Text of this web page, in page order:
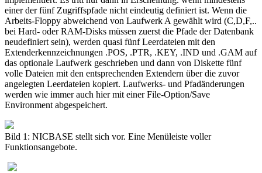
einer der fünf Zugriffspfade nicht eindeutig definiert ist. Wenn die
Arbeits-Floppy abweichend von Laufwerk A gewählt wird (C,D,F,..
bei Hard- oder RAM-Disks müssen zuerst die Pfade der Datenbank
neudefiniert sein), werden quasi fünf Leerdateien mit den
Extenderkennzeichnungen .POS, .PTR, .KEY, .IND und .GAM auf
das optionale Laufwerk geschrieben und dann von Diskette fünf
volle Dateien mit den entsprechenden Extendern über die zuvor
angelegten Leerdateien kopiert. Laufwerks- und Pfadänderungen
werden wie immer auch hier mit einer File-Option/Save
Environment abgespeichert.
Bild 1: NICBASE stellt sich vor. Eine Menüleiste voller
Funktionsangebote.